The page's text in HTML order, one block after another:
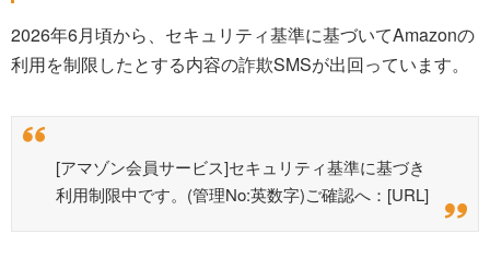
2026年6月頃から、セキュリティ基準に基づいてAmazonの
利用を制限したとする内容の詐欺SMSが出回っています。
[アマゾン会員サービス]セキュリティ基準に基づき
利用制限中です。(管理No:英数字)ご確認へ：[URL]